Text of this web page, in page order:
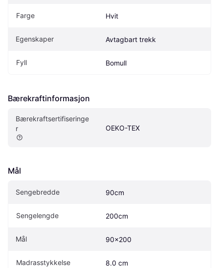
Farge Hvit
Egenskaper Avtagbart trekk
Fyll Bomull
Bærekraftinformasjon
Bærekraftsertifiseringe
r
OEKO-TEX
Mål
Sengebredde 90cm
Sengelengde 200cm
Mål 90x200
Madrasstykkelse 8.0 cm